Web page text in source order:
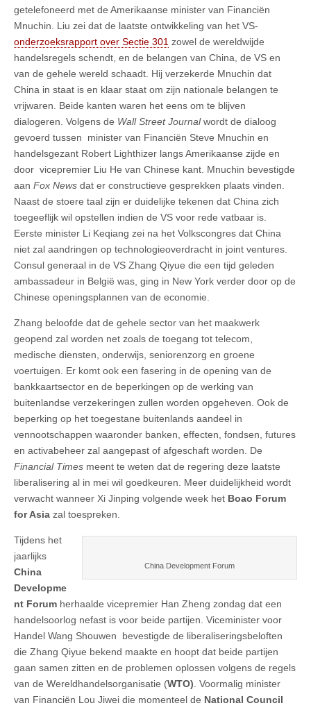
getelefoneerd met de Amerikaanse minister van Financiën
Mnuchin. Liu zei dat de laatste ontwikkeling van het VS-
onderzoeksrapport over Sectie 301 zowel de wereldwijde
handelsregels schendt, en de belangen van China, de VS en
van de gehele wereld schaadt. Hij verzekerde Mnuchin dat
China in staat is en klaar staat om zijn nationale belangen te
vrijwaren. Beide kanten waren het eens om te blijven
dialogeren. Volgens de Wall Street Journalwordt de dialoog
gevoerd tussen minister van Financiën Steve Mnuchin en
handelsgezant Robert Lighthizer langs Amerikaanse zijde en
door vicepremier Liu He van Chinese kant. Mnuchin bevestigde
aan Fox News dat er constructieve gesprekken plaats vinden.
Naast de stoere taal zijn er duidelijke tekenen dat China zich
toegeeflijk wil opstellen indien de VS voor rede vatbaar is.
Eerste minister Li Keqiang zei na het Volkscongres dat China
niet zal aandringen op technologieoverdracht in joint ventures.
Consul generaal in de VS Zhang Qiyue die een tijd geleden
ambassadeur in België was, ging in New York verder door op de
Chinese openingsplannen van de economie.
Zhang beloofde dat de gehele sector van het maakwerk
geopend zal worden net zoals de toegang tot telecom,
medische diensten, onderwijs, seniorenzorg en groene
voertuigen. Er komt ook een fasering in de opening van de
bankkaartsector en de beperkingen op de werking van
buitenlandse verzekeringen zullen worden opgeheven. Ook de
beperking op het toegestane buitenlands aandeel in
vennootschappen waaronder banken, effecten, fondsen, futures
en activabeheer zal aangepast of afgeschaft worden. De
Financial Times meent te weten dat de regering deze laatste
liberalisering al in mei wil goedkeuren. Meer duidelijkheid wordt
verwacht wanneer Xi Jinping volgende week het Boao Forum
for Asia zal toespreken.
China Development Forum
Tijdens het
jaarlijks
China
Developme
nt Forum herhaalde vicepremier Han Zheng zondag dat een
handelsoorlog nefast is voor beide partijen. Viceminister voor
Handel Wang Shouwen bevestigde de liberaliseringsbeloften
die Zhang Qiyue bekend maakte en hoopt dat beide partijen
gaan samen zitten en de problemen oplossen volgens de regels
van de Wereldhandelsorganisatie (WTO) . Voormalig minister
van Financiën Lou Jiwei die momenteel de National Council